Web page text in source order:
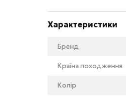
Характеристики
Бренд
Країна походження
Колір